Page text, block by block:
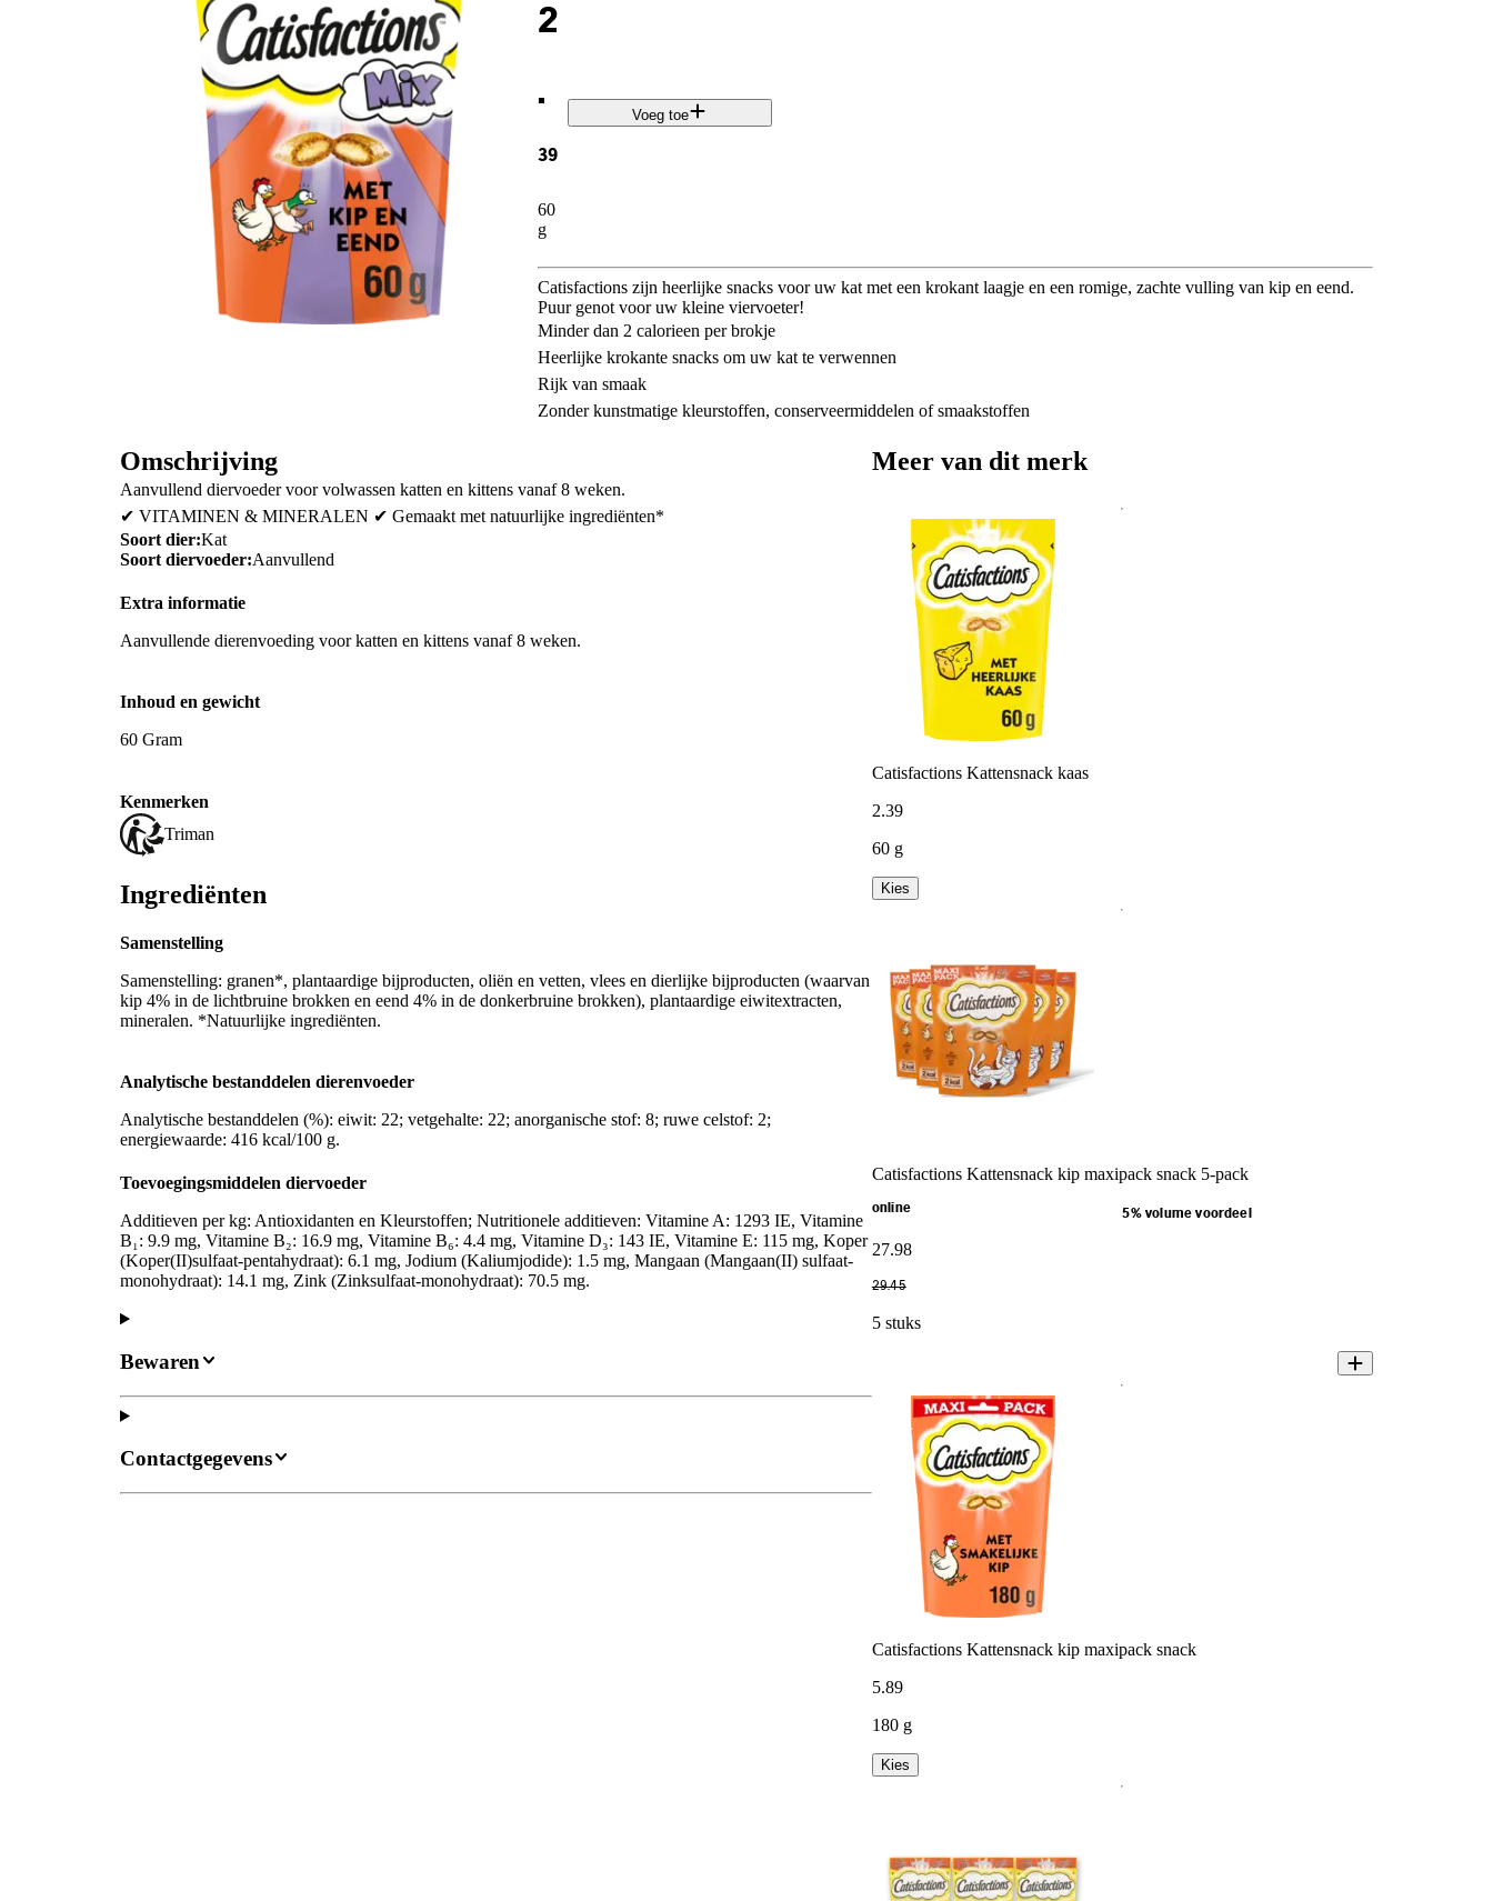
2
.
39
60
g
Voeg toe
Catisfactions zijn heerlijke snacks voor uw kat met een krokant laagje en een romige, zachte vulling van kip en eend.
Puur genot voor uw kleine viervoeter!
Minder dan 2 calorieen per brokje
Heerlijke krokante snacks om uw kat te verwennen
Rijk van smaak
Zonder kunstmatige kleurstoffen, conserveermiddelen of smaakstoffen
Omschrijving
Aanvullend diervoeder voor volwassen katten en kittens vanaf 8 weken.
✔ VITAMINEN & MINERALEN ✔ Gemaakt met natuurlijke ingrediënten*
Soort dier:Kat
Soort diervoeder:Aanvullend
Extra informatie
Aanvullende dierenvoeding voor katten en kittens vanaf 8 weken.
Inhoud en gewicht
60 Gram
Kenmerken
Triman
Ingrediënten
Samenstelling
Samenstelling: granen*, plantaardige bijproducten, oliën en vetten, vlees en dierlijke bijproducten (waarvan
kip 4% in de lichtbruine brokken en eend 4% in de donkerbruine brokken), plantaardige eiwitextracten,
mineralen. *Natuurlijke ingrediënten.
Analytische bestanddelen dierenvoeder
Analytische bestanddelen (%): eiwit: 22; vetgehalte: 22; anorganische stof: 8; ruwe celstof: 2;
energiewaarde: 416 kcal/100 g.
Toevoegingsmiddelen diervoeder
Additieven per kg: Antioxidanten en Kleurstoffen; Nutritionele additieven: Vitamine A: 1293 IE, Vitamine
B₁: 9.9 mg, Vitamine B₂: 16.9 mg, Vitamine B₆: 4.4 mg, Vitamine D₃: 143 IE, Vitamine E: 115 mg, Koper
(Koper(II)sulfaat-pentahydraat): 6.1 mg, Jodium (Kaliumjodide): 1.5 mg, Mangaan (Mangaan(II) sulfaat-
monohydraat): 14.1 mg, Zink (Zinksulfaat-monohydraat): 70.5 mg.
Bewaren
Contactgegevens
Meer van dit merk
Catisfactions Kattensnack kaas
2.39
60 g
Kies
Catisfactions Kattensnack kip maxipack snack 5-pack
online 5% volume voordeel
27.98
29.45
5 stuks
Catisfactions Kattensnack kip maxipack snack
5.89
180 g
Kies